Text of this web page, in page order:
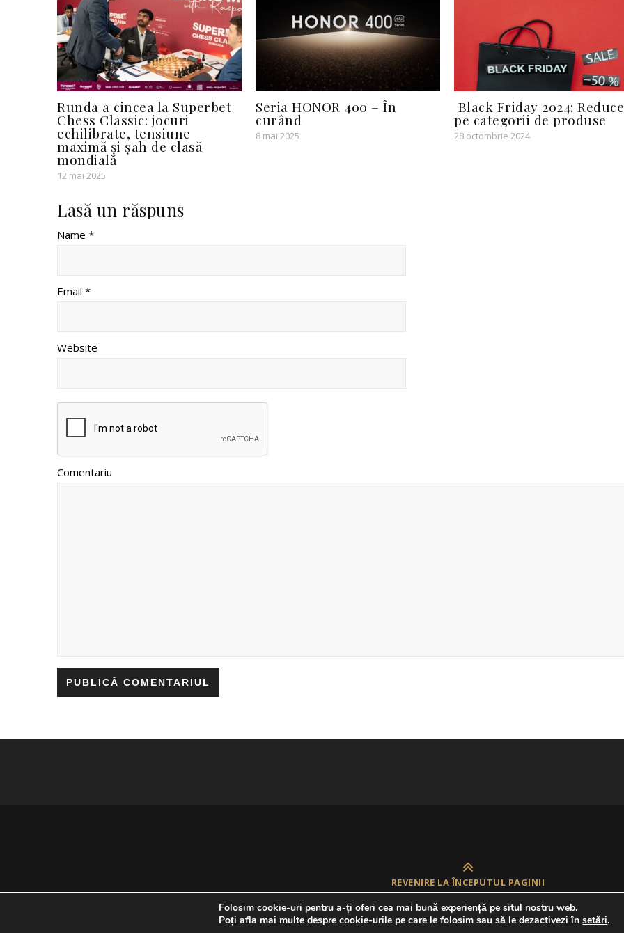
Runda a cincea la Superbet
Chess Classic: jocuri
echilibrate, tensiune
maximă și șah de clasă
mondială
12 mai 2025
Seria HONOR 400 – În
curând
8 mai 2025
Black Friday 2024:
pe categorii de produse
28 octombrie 2024
Lasă un răspuns
Name *
Email *
Website
Comentariu
REVENIRE LA ÎNCEPUTUL PAGINII
Folosim cookie-uri pentru a-ți oferi cea mai bună experiență pe situl nostru web.
Poți afla mai multe despre cookie-urile pe care le folosim sau să le dezactivezi însetări.